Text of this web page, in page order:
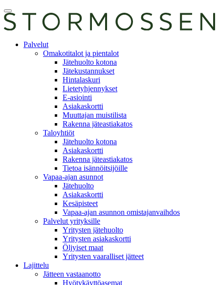
Skip
to
content
Avaa
päävalikko
asiointiPalvelut
Omakotitalot ja pientalot
Jätehuolto kotona
Jätekustannukset
Hintalaskuri
Lietetyhjennykset
E-asiointi
Asiakaskortti
Muuttajan muistilista
Rakenna jäteastiakatos
Taloyhtiöt
Jätehuolto kotona
Asiakaskortti
Rakenna jäteastiakatos
Tietoa isännöitsijöille
Vapaa-ajan asunnot
Jätehuolto
Asiakaskortti
Kesäpisteet
Vapaa-ajan asunnon omistajanvaihdos
Palvelut yrityksille
Yritysten jätehuolto
Yritysten asiakaskortti
Öljyiset maat
Yritysten vaaralliset jätteet
Lajittelu
Jätteen vastaanotto
Hyötykäyttöasemat